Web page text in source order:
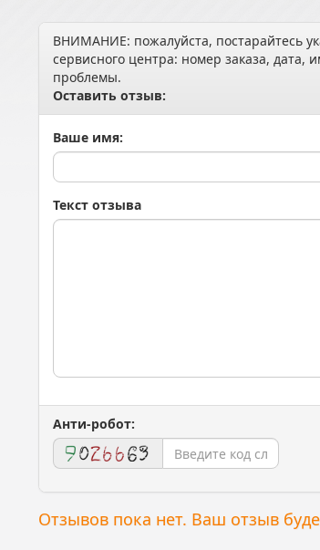
ВНИМАНИЕ: пожалуйста, постарайтесь
сервисного центра: номер заказа,
проблемы.
Оставить отзыв:
Ваше имя:
Текст отзыва
Анти-робот:
Отзывов пока нет. Ваш отзыв